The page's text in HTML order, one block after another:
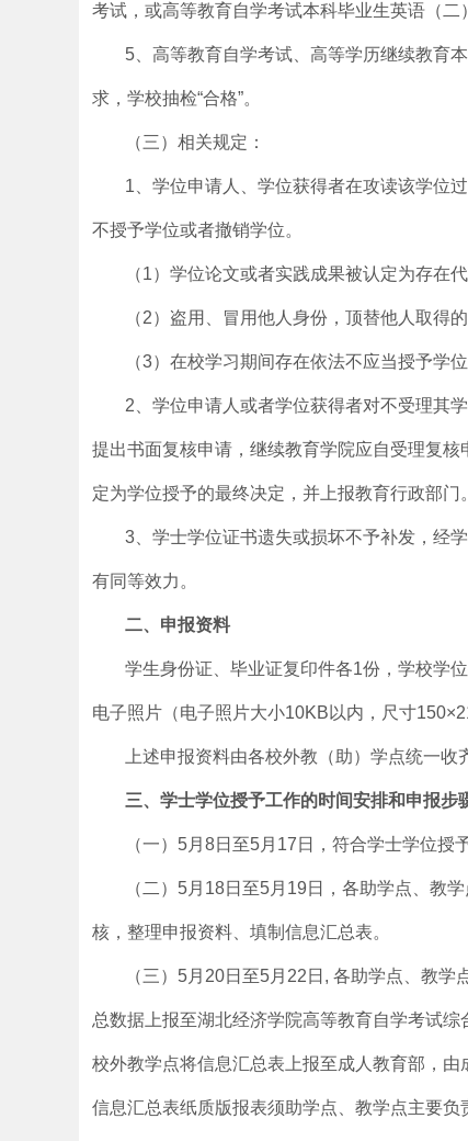
考试，或高等教育自学考试本科毕业生英语（二
5、高等教育自学考试、高等学历继续教育
求，学校抽检“合格”。
（三）相关规定：
1、学位申请人、学位获得者在攻读该学位
不授予学位或者撤销学位。
（1）学位论文或者实践成果被认定为存在
（2）盗用、冒用他人身份，顶替他人取得
（3）在校学习期间存在依法不应当授予学
2、学位申请人或者学位获得者对不受理其
提出书面复核申请，继续教育学院应自受理复
定为学位授予的最终决定，并上报教育行政部门。
3、学士学位证书遗失或损坏不予补发，经
有同等效力。
二、申报资料
学生身份证、毕业证复印件各1份，学校学
电子照片（电子照片大小10KB以内，尺寸
上述申报资料由各校外教（助）学点统一
三、学士学位授予工作的时间安排和申报步
（一）5月8日至5月17日，符合学士学位授
（二）5月18日至5月19日，各助学点、教
核，整理申报资料、填制信息汇总表。
（三）5月20日至5月22日, 各助学点、教
总数据上报至湖北经济学院高等教育自学考试
校外教学点将信息汇总表上报至成人教育部，
信息汇总表纸质版报表须助学点、教学点主要